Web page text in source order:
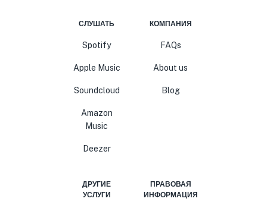
СЛУШАТЬ
Spotify
Apple Music
Soundcloud
Amazon
Music
Deezer
КОМПАНИЯ
FAQs
About us
Blog
ДРУГИЕ
УСЛУГИ
ПРАВОВАЯ
ИНФОРМАЦИЯ